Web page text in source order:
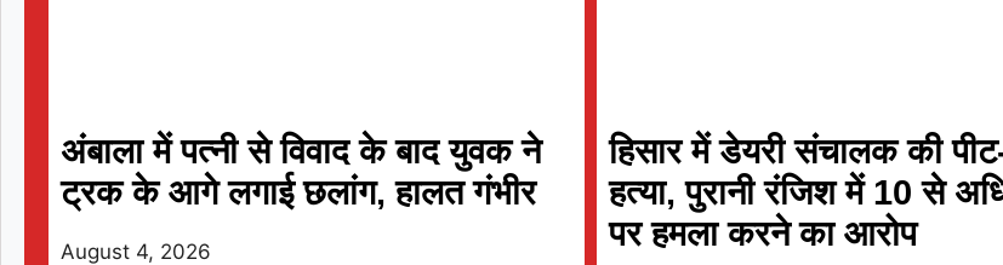
अंबाला में पत्नी से विवाद के बाद युवक ने
ट्रक के आगे लगाई छलांग, हालत गंभीर
August 4, 2026
हिसार में डेयरी संचालक की
हत्या, पुरानी रंजिश में 10 से
पर हमला करने का आरोप